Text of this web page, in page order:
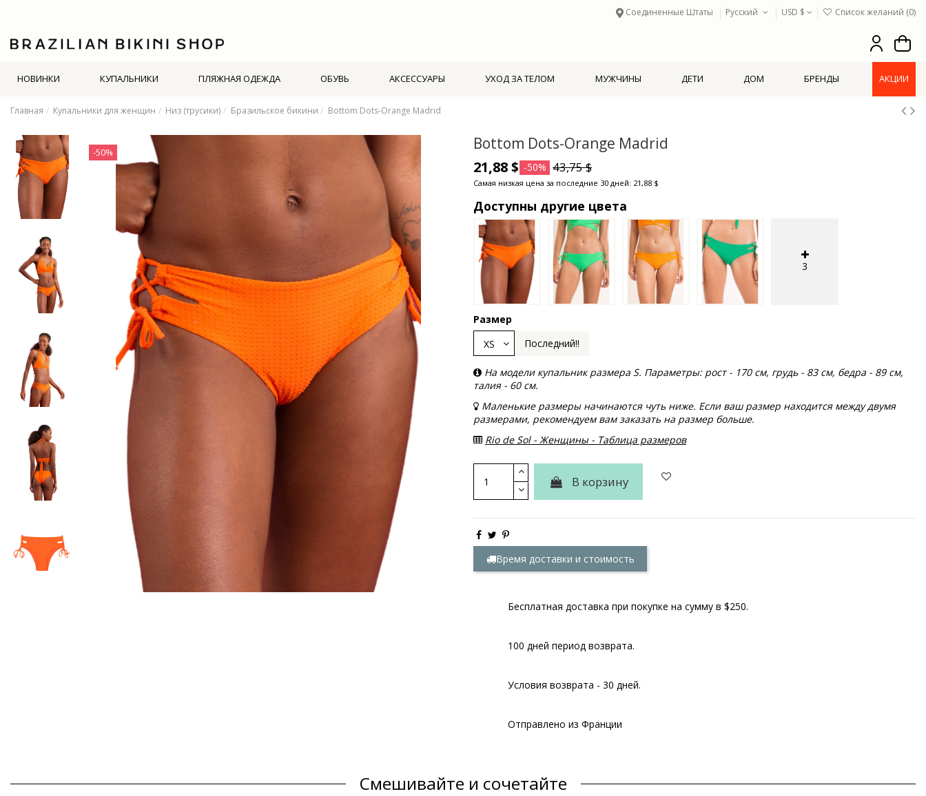
Соединенные Штаты Русский USD $ Список желаний (0)
НОВИНКИ КУПАЛЬНИКИ ПЛЯЖНАЯ ОДЕЖДА ОБУВЬ АКСЕССУАРЫ УХОД ЗА ТЕЛОМ МУЖЧИНЫ ДЕТИ ДОМ БРЕНДЫ АКЦИИ
Главная Купальники для женщин Низ (трусики) Бразильское бикини Bottom Dots-Orange Madrid
-50% Bottom Dots-Orange Madrid
21,88 $ -50% 43,75 $
Самая низкая цена за последние 30 дней: 21,88 $
Доступны другие цвета
3
Размер
Последний!!
На модели купальник размера S. Параметры: рост - 170 см, грудь - 83 см, бедра - 89 см,
талия - 60 см.
Маленькие размеры начинаются чуть ниже. Если ваш размер находится между двумя
размерами, рекомендуем вам заказать на размер больше.
Rio de Sol - Женщины - Таблица размеров
В корзину
Время доставки и стоимость
Бесплатная доставка при покупке на сумму в $250.
100 дней период возврата.
Условия возврата - 30 дней.
Отправлено из Франции
Смешивайте и сочетайте